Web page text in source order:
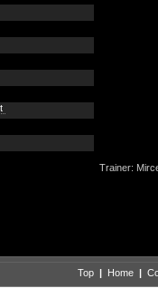
Trainer:
Top | Home |